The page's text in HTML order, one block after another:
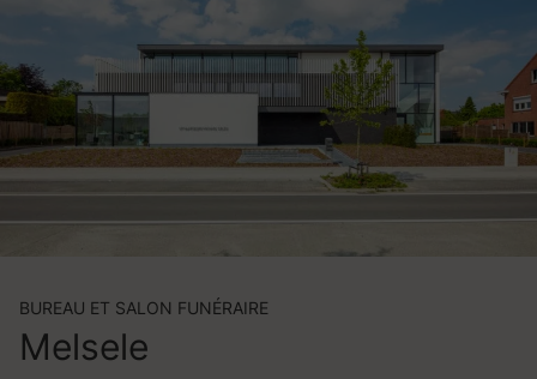
BUREAU ET SALON FUNÉRAIRE
Melsele